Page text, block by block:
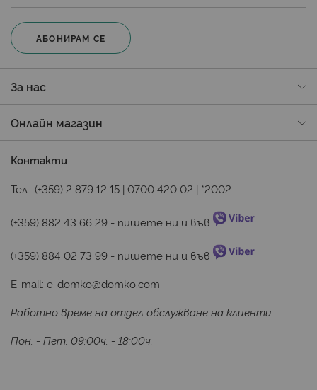
АБОНИРАМ СЕ
За нас
Онлайн магазин
Контакти
Тел.: (+359) 2 879 12 15 | 0700 420 02 | *2002
(+359) 882 43 66 29 - пишете ни и във
(+359) 884 02 73 99 - пишете ни и във
E-mail: e-domko@domko.com
Работно време на отдел обслужване на клиенти:
Пон. - Пет. 09:00ч. - 18:00ч.